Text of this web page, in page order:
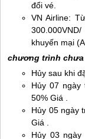
đổi vé.
VN Airline:
khuyến mại
chương trình chưa
Hủy sau khi
Hủy 07
50% Giá .
Hủy 05 ngày
Giá .
Hủy 03